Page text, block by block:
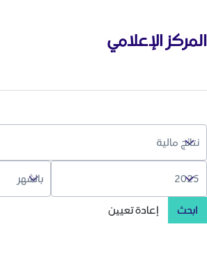
المركز الإعلامي
ابحث إعادة تعيين